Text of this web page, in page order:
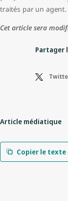
traités par un agent.
Cet article sera
Partager
Article médiatique
Copier le